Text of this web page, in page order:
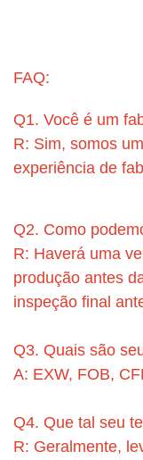
FAQ:
Q1. Você é um
R: Sim, somos
experiência de
Q2. Como
R: Haverá uma
produção antes
inspeção final
Q3. Quais são
A: EXW, FOB,
Q4. Que tal seu
R: Geralmente,